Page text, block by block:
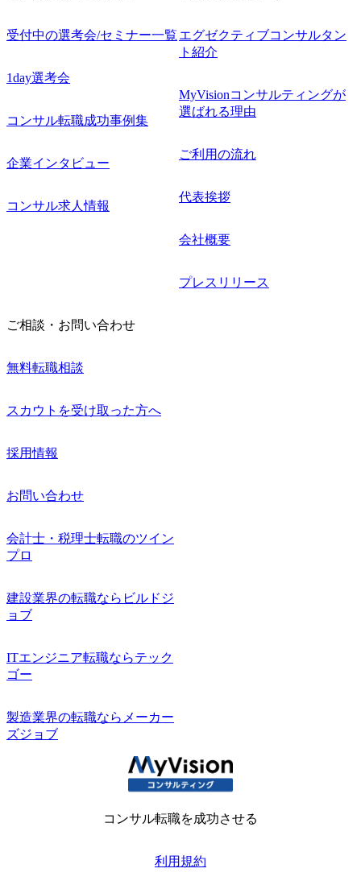
受付中の選考会/セミナー一覧
1day選考会
コンサル転職成功事例集
企業インタビュー
コンサル求人情報
エグゼクティブコンサルタン
ト紹介
MyVisionコンサルティングが
選ばれる理由
ご利用の流れ
代表挨拶
会社概要
プレスリリース
ご相談・お問い合わせ
無料転職相談
スカウトを受け取った方へ
採用情報
お問い合わせ
会計士・税理士転職のツイン
プロ
建設業界の転職ならビルドジ
ョブ
ITエンジニア転職ならテック
ゴー
製造業界の転職ならメーカー
ズジョブ
コンサル転職を成功させる
利用規約